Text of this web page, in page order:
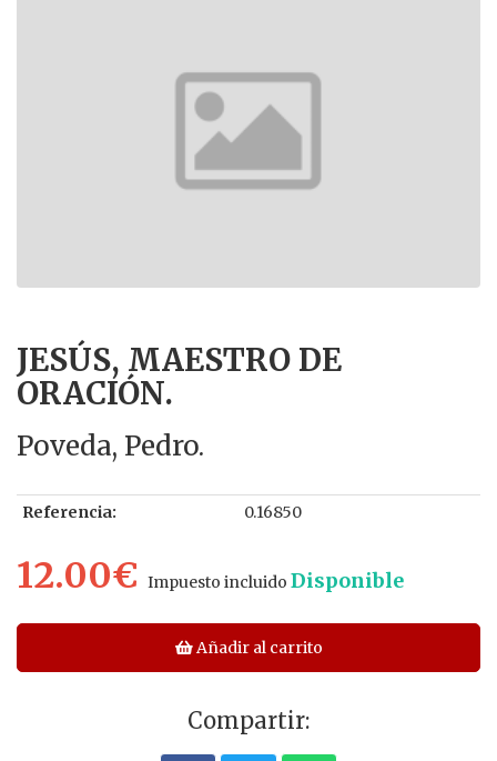
JESÚS, MAESTRO DE
ORACIÓN.
Poveda, Pedro.
Referencia: 0.16850
12.00€ Impuesto incluido Disponible
Añadir al carrito
Compartir: